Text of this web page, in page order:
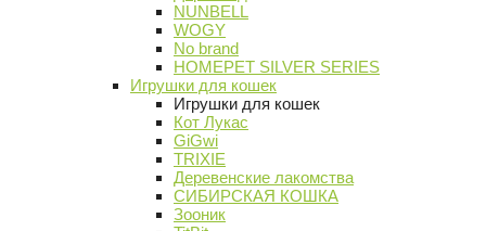
NUNBELL
WOGY
No brand
HOMEPET SILVER SERIES
Игрушки для кошек
Игрушки для кошек
Кот Лукас
GiGwi
TRIXIE
Деревенские лакомства
СИБИРСКАЯ КОШКА
Зооник